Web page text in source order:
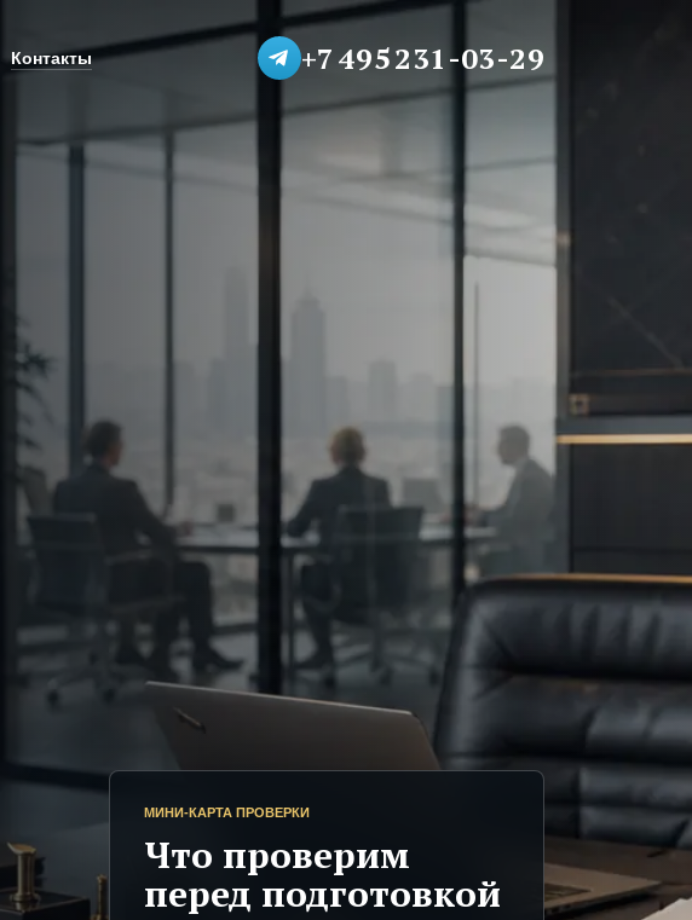
Контакты +7 495 231-03-29
МИНИ-КАРТА ПРОВЕРКИ
Что проверим
перед подготовкой